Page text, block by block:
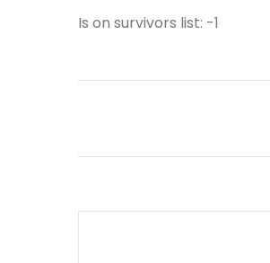
Is on survivors list: -1